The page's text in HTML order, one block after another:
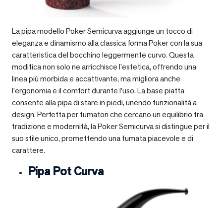
La pipa modello Poker Semicurva aggiunge un tocco di
eleganza e dinamismo alla classica forma Poker con la sua
caratteristica del bocchino leggermente curvo. Questa
modifica non solo ne arricchisce l’estetica, offrendo una
linea più morbida e accattivante, ma migliora anche
l’ergonomia e il comfort durante l’uso. La base piatta
consente alla pipa di stare in piedi, unendo funzionalità a
design. Perfetta per fumatori che cercano un equilibrio tra
tradizione e modernità, la Poker Semicurva si distingue per il
suo stile unico, promettendo una fumata piacevole e di
carattere.
Pipa Pot Curva